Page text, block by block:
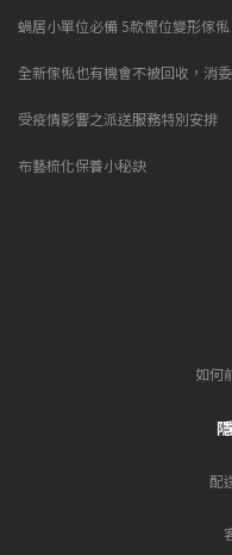
蝸居小單位必備 5款慳位變形傢
全新傢俬也有機會不被回收，消
受疫情影響之派送服務特別安排
布藝梳化保養小秘訣
如何
配